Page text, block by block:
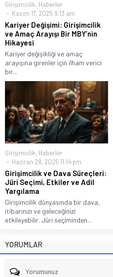
Girişimcilik, Haberler
Kasım 17, 2025 9:13 am
Kariyer Değişimi: Girişimcilik
ve Amaç Arayışı Bir MBY’nin
Hikayesi
Kariyer değişikliği ve amaç
arayışına girenler için ilham verici
bir...
Girişimcilik, Haberler
Haziran 28, 2025 11:14 pm
Girişimcilik ve Dava Süreçleri:
Jüri Seçimi, Etkiler ve Adil
Yargılama
Girişimcilik dünyasında bir dava,
itibarınızı ve geleceğinizi
etkileyebilir. Jüri seçiminden...
YORUMLAR